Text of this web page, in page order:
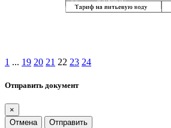
1 ... 19 20 21 22 23 24
Отправить документ
×
Отмена
Отправить